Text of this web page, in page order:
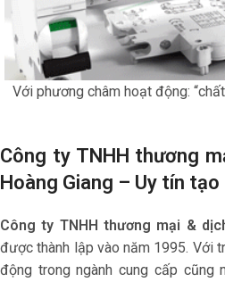
Với phương châm hoạt động:
Công ty TNHH thương
Hoàng Giang – Uy tín
Công ty TNHH thương mại &
được thành lập vào năm 1995. Với
động trong ngành cung cấp cũng